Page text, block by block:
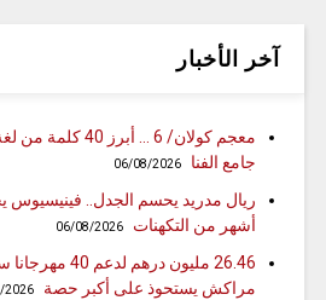
آخر الأخبار
معجم كولان/ 6 …
جامع الفنا
06/08/2026
أشهر من التكهنات
06/08/2026
26.46 مليون درهم
مراكش يستحوذ على أكبر حصة
2026